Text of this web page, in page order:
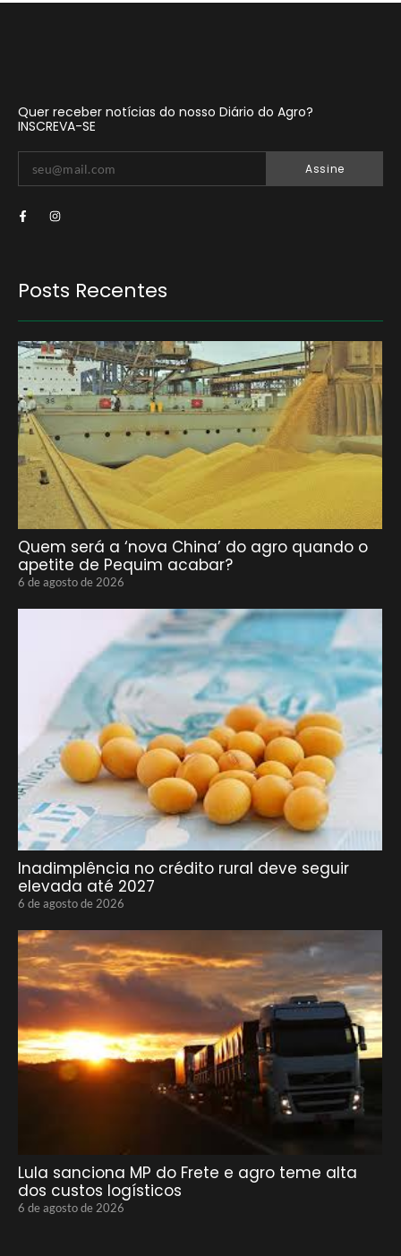
Quer receber notícias do nosso Diário do Agro?
INSCREVA-SE
Assine
Posts Recentes
Quem será a ‘nova China’ do agro quando o
apetite de Pequim acabar?
6 de agosto de 2026
Inadimplência no crédito rural deve seguir
elevada até 2027
6 de agosto de 2026
Lula sanciona MP do Frete e agro teme alta
dos custos logísticos
6 de agosto de 2026